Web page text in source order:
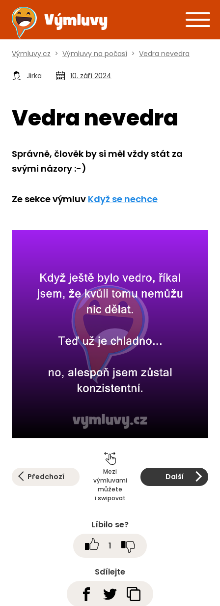
Výmluvy.cz > Výmluvy na počasí > Vedra nevedra
Jirka 10. září 2024
Vedra nevedra
Správně, člověk by si měl vždy stát za
svými názory :-)
Ze sekce výmluv Když se nechce
Předchozí
Mezi
výmluvami
můžete
i swipovat
Další
Sdílejte
Líbilo se?
1